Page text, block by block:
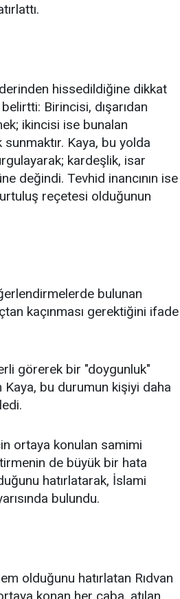
hissedildiğine dikkat
Birincisi, dışarıdan
ikincisi ise bunalan
sunmaktır. Kaya, bu yolda
kardeşlik, isar
değindi. Tevhid inancının ise
reçetesi olduğunun
bulunan
kaçınması gerektiğini ifade
görerek bir "doygunluk"
Kaya, bu durumun kişiyi daha
ortaya konulan samimi
de büyük bir hata
hatırlatarak, İslami
bulundu.
olduğunu hatırlatan Rıdvan
konan her çaba, atılan